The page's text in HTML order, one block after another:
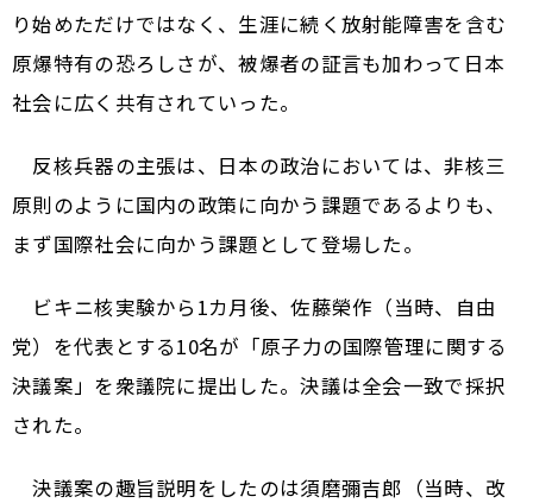
り始めただけではなく、生涯に続く放射能障害を含む
原爆特有の恐ろしさが、被爆者の証言も加わって日本
社会に広く共有されていった。
反核兵器の主張は、日本の政治においては、非核三
原則のように国内の政策に向かう課題であるよりも、
まず国際社会に向かう課題として登場した。
ビキニ核実験から1カ月後、佐藤榮作（当時、自由
党）を代表とする10名が「原子力の国際管理に関する
決議案」を衆議院に提出した。決議は全会一致で採択
された。
決議案の趣旨説明をしたのは須磨彌吉郎（当時、改